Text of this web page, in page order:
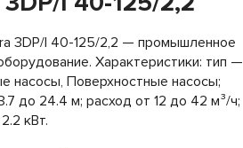
3DP/I 40-125/2,2 — промышленное
Характеристики: тип —
насосы, Поверхностные насосы;
до 24.4 м; расход от 12 до 42 м³/ч;
кВт.